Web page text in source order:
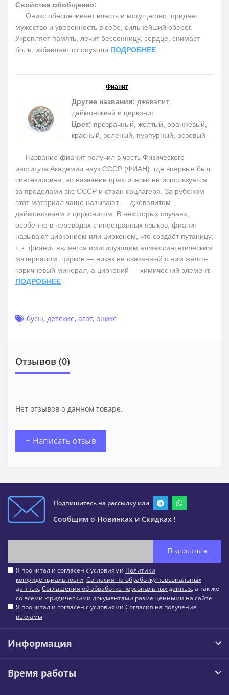
Свойства обобщенно:
Оникс обеспечивает власть и могущество, придает
мужество и уверенность в себе, сильнейший оберег.
Укрепляет память, лечит бессонницу, сердце, снимает
боль, избавляет от опухоли ПОДРОБНЕЕ
Фианит
Другие названия: джевалит,
даймонсквай и цирконит
Цвет: прозрачный, жёлтый, оранжевый,
красный, зеленый, пурпурный, розовый
Название фианит получил в честь Физического
института Академии наук СССР (ФИАН), где впервые был
синтезирован, но название практически не используется
за пределами экс СССР и стран соцлагеря. За рубежом
этот материал чаще называют — джевалитом,
даймонскваем и цирконитом. В некоторых случаях,
особенно в переводах с иностранных языков, фианит
называют цирконием или цирконом, что создаёт путаницу,
т. к. фианит является имитирующим алмаз синтетическим
материалом, циркон — никак не связанный с ним жёлто-
коричневый минерал, а цирконий — химический элемент.
ПОДРОБНЕЕ
бусы, детские, агат, оникс
Отзывов (0)
Нет отзывов о данном товаре.
+ Написать отзыв
Подпишитесь на рассылку или
Сообщим о Новинках и Скидках !
Подписаться
Я прочитал и согласен с условиями Политики
конфиденциальности, Согласия на обработку персональных
данных, Соглашения об обработке персональных данных, а так же
со всеми юридическими документами размещенными на сайте
Я прочитал и согласен с условиями Согласия на получение
рекламы
Информация
Время работы